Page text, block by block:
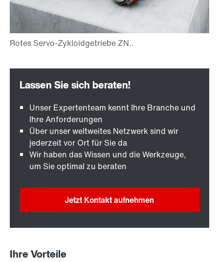
Unser Expertenteam kennt Ihre Branche und
Ihre Anforderungen
Über unser weltweites Netzwerk sind wir
jederzeit vor Ort für Sie da
Wir haben das Wissen und die Werkzeuge,
um Sie optimal zu beraten
Jetzt Kontakt aufnehmen
Ihre Vorteile